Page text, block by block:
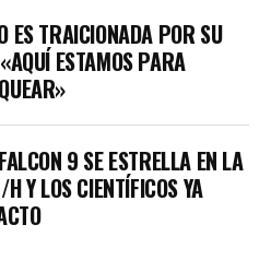
ES TRAICIONADA POR SU
ESTAMOS PARA
9 SE ESTRELLA EN LA
Y LOS CIENTÍFICOS YA